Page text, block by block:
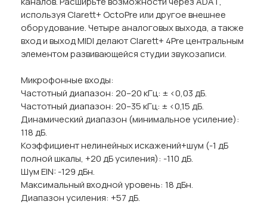
используя Clarett+ OctoPre или другое внешнее
оборудование. Четыре аналоговых выхода, а также
вход и выход MIDI делают Clarett+ 4Pre центральным
элементом развивающейся студии звукозаписи.
Микрофонные входы:
Частотный диапазон: 20–20 кГц: ± <0,03 дБ.
Частотный диапазон: 20–35 кГц: ± <0,15 дБ.
Динамический диапазон (минимальное усиление):
118 дБ.
Коэффициент нелинейных искажений+шум (-1 дБ
полной шкалы, +20 дБ усиления): -110 дБ.
Шум EIN: -129 дБн.
Максимальный входной уровень: 18 дБн.
Диапазон усиления: +57 дБ.